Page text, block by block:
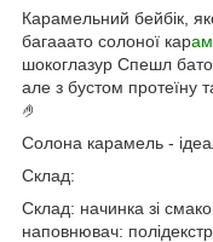
Карамельний бейбік,
багааато солоної кар
шокоглазур Спешл
але з бустом протеїну
🤌
Солона карамель -
Склад:
Склад: начинка зі
наповнювач: